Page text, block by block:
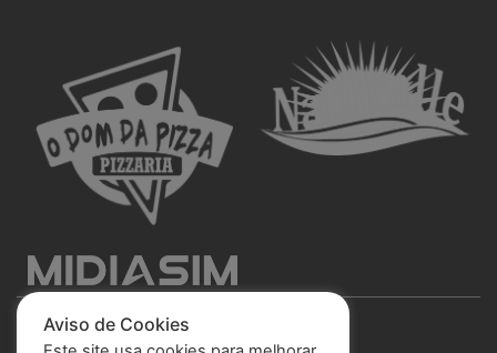
Aviso de Cookies